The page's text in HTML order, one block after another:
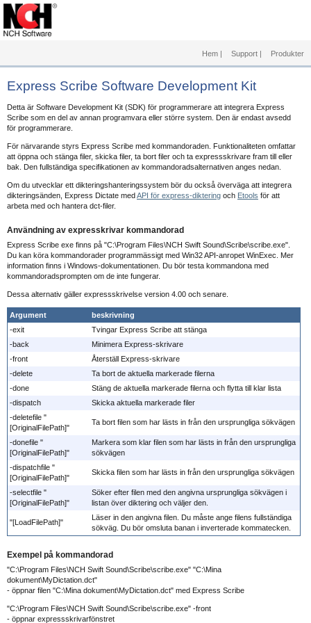
Hem | Support | Produkter
Express Scribe Software Development Kit
Detta är Software Development Kit (SDK) för programmerare att integrera Express
Scribe som en del av annan programvara eller större system. Den är endast avsedd
för programmerare.
För närvarande styrs Express Scribe med kommandoraden. Funktionaliteten omfattar
att öppna och stänga filer, skicka filer, ta bort filer och ta expressskrivare fram till eller
bak. Den fullständiga specifikationen av kommandoradsalternativen anges nedan.
Om du utvecklar ett dikteringshanteringssystem bör du också överväga att integrera
dikteringsänden, Express Dictate medAPI för express-diktering och Etools för att
arbeta med och hantera dct-filer.
Användning av expresskrivar kommandorad
Express Scribe exe finns på "C:\Program Files\NCH Swift Sound\Scribe\scribe.exe".
Du kan köra kommandorader programmässigt med Win32 API-anropet WinExec. Mer
information finns i Windows-dokumentationen. Du bör testa kommandona med
kommandoradsprompten om de inte fungerar.
Dessa alternativ gäller expressskrivelse version 4.00 och senare.
Argument
beskrivning
-exit
Tvingar Express Scribe att stänga
-back
Minimera Express-skrivare
-front
Återställ Express-skrivare
-delete
Ta bort de aktuella markerade filerna
-done
Stäng de aktuella markerade filerna och flytta till klar lista
-dispatch
Skicka aktuella markerade filer
-deletefile "
[OriginalFilePath]"
Ta bort filen som har lästs in från den ursprungliga sökvägen
-donefile "
[OriginalFilePath]"
Markera som klar filen som har lästs in från den ursprungliga
sökvägen
-dispatchfile "
[OriginalFilePath]"
Skicka filen som har lästs in från den ursprungliga sökvägen
-selectfile "
[OriginalFilePath]"
Söker efter filen med den angivna ursprungliga sökvägen i
listan över diktering och väljer den.
"[LoadFilePath]"
Läser in den angivna filen. Du måste ange filens fullständiga
sökväg. Du bör omsluta banan i inverterade kommatecken.
Exempel på kommandorad
"C:\Program Files\NCH Swift Sound\Scribe\scribe.exe" "C:\Mina
dokument\MyDictation.dct"
- öppnar filen "C:\Mina dokument\MyDictation.dct" med Express Scribe
"C:\Program Files\NCH Swift Sound\Scribe\scribe.exe" -front
- öppnar expressskrivarfönstret